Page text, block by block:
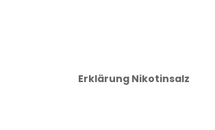
Erklärung Nikotinsalz